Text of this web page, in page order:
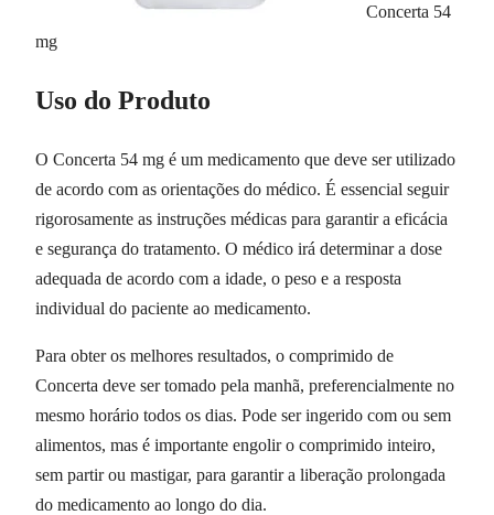
Concerta 54
mg
Uso do Produto
O Concerta 54 mg é um medicamento que deve ser utilizado
de acordo com as orientações do médico. É essencial seguir
rigorosamente as instruções médicas para garantir a eficácia
e segurança do tratamento. O médico irá determinar a dose
adequada de acordo com a idade, o peso e a resposta
individual do paciente ao medicamento.
Para obter os melhores resultados, o comprimido de
Concerta deve ser tomado pela manhã, preferencialmente no
mesmo horário todos os dias. Pode ser ingerido com ou sem
alimentos, mas é importante engolir o comprimido inteiro,
sem partir ou mastigar, para garantir a liberação prolongada
do medicamento ao longo do dia.